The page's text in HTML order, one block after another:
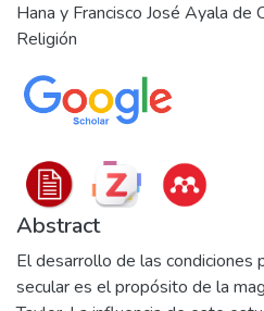
Hana y Francisco José Ayala de
Religión
Abstract
El desarrollo de las condiciones
secular es el propósito de la